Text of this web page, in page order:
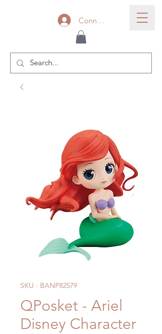
Connexion
SKU : BANP82579
QPosket - Ariel
Disney Character